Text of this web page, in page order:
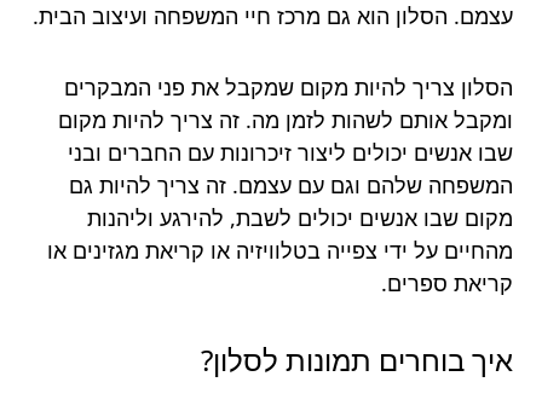
עצמם. הסלון הוא גם מרכז חיי המשפחה ועיצוב הבית.
הסלון צריך להיות מקום שמקבל את פני המבקרים
ומקבל אותם לשהות לזמן מה. זה צריך להיות מקום
שבו אנשים יכולים ליצור זיכרונות עם החברים ובני
המשפחה שלהם וגם עם עצמם. זה צריך להיות גם
מקום שבו אנשים יכולים לשבת, להירגע וליהנות
מהחיים על ידי צפייה בטלוויזיה או קריאת מגזינים או
קריאת ספרים.
איך בוחרים תמונות לסלון?